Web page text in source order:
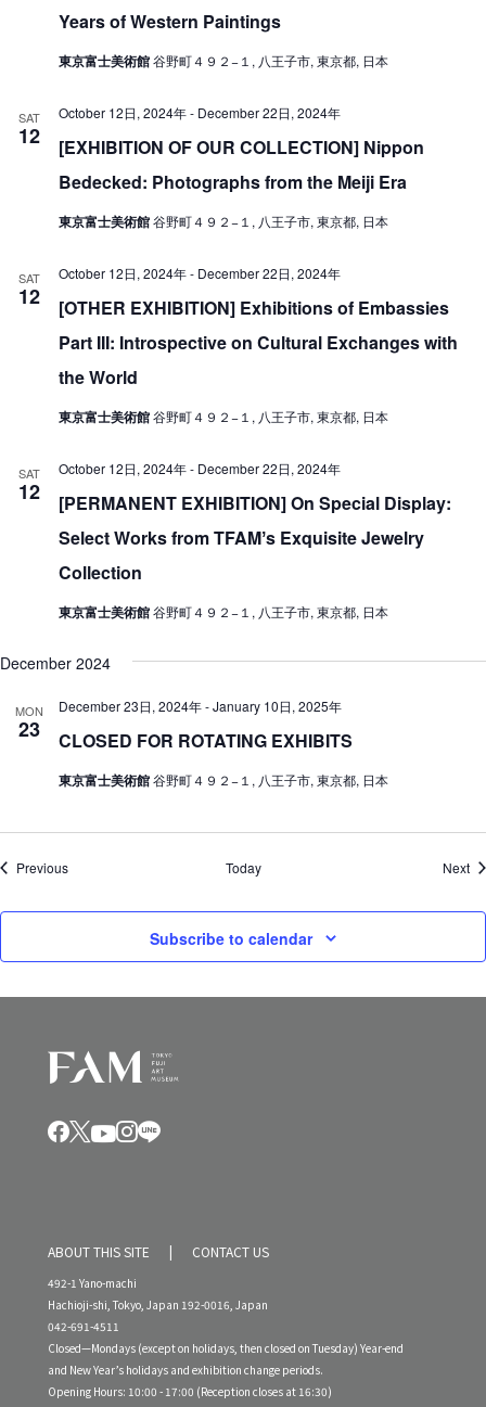
Years of Western Paintings
東京富士美術館谷野町４９２−１, 八王子市, 東京都, 日本
SAT
12
[EXHIBITION OF OUR COLLECTION] Nippon
Bedecked: Photographs from the Meiji Era
October 12日, 2024年- December 22日, 2024年
東京富士美術館谷野町４９２−１, 八王子市, 東京都, 日本
SAT
12
[OTHER EXHIBITION] Exhibitions of Embassies
Part III: Introspective on Cultural Exchanges with
the World
October 12日, 2024年- December 22日, 2024年
東京富士美術館谷野町４９２−１, 八王子市, 東京都, 日本
SAT
12
[PERMANENT EXHIBITION] On Special Display:
Select Works from TFAMʼs Exquisite Jewelry
Collection
October 12日, 2024年- December 22日, 2024年
東京富士美術館谷野町４９２−１, 八王子市, 東京都, 日本
December 2024
MON
23 CLOSED FOR ROTATING EXHIBITS
December 23日, 2024年-January 10日, 2025年
東京富士美術館谷野町４９２−１, 八王子市, 東京都, 日本
PreviousEvents Today Next
Subscribe to calendar
ABOUT THIS SITE CONTACT US
492-1 Yano-machi
Hachioji-shi, Tokyo, Japan 192-0016, Japan
042-691-4511
Closed—Mondays (except on holidays, then closed on Tuesday) Year-end
and New Year’s holidays and exhibition change periods.
Opening Hours: 10:00 - 17:00 (Reception closes at 16:30)